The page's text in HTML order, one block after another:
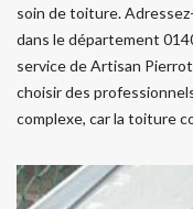
soin de toiture.
dans le département
service de Artisan
choisir des
complexe, car la toiture